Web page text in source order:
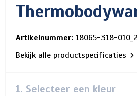
Artikelnummer: 18065-318-
Bekijk alle productspecificaties
1. Selecteer een kleur